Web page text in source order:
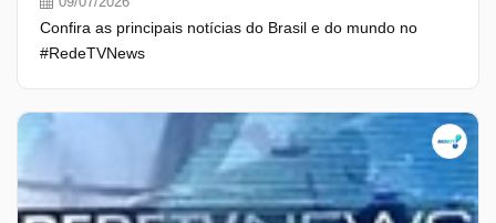
Confira as principais notícias do Brasil e do mundo no
#RedeTVNews